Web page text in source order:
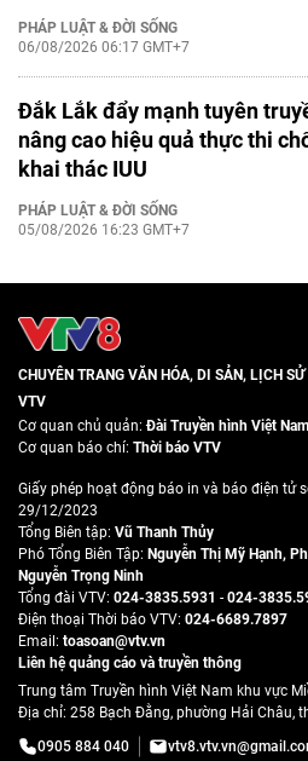
PHÁP LUẬT & ĐỜI SỐNG
06/08/2026 06:17 GMT+7
Đắk Lắk đẩy mạnh tuyên
nâng cao hiệu quả thực thi
khai thác IUU
PHÁP LUẬT & ĐỜI SỐNG
05/08/2026 16:23 GMT+7
CHUYÊN TRANG VĂN HÓA, DI SẢN, LỊCH
VTV
Cơ quan chủ quản:Đài Truyền hình Việt Nam
Cơ quan báo chí: Thời báo VTV
Giấy phép hoạt động báo in và báo điện tử
29/12/2023
Tổng Biên tập: Vũ Thanh Thủy
Phó Tổng Biên Tập: Nguyễn Thị Mỹ Hạnh,
Nguyễn Trọng Ninh
Tổng đài VTV: 024-3835.5931 - 024-
Ðiện thoại Thời báo VTV: 024-6689.7897
Email: toasoan@vtv.vn
Liên hệ quảng cáo và truyền thông
Trung tâm Truyền hình Việt Nam khu vực
Địa chỉ: 258 Bạch Đằng, phường Hải Châu,
0905 884 040